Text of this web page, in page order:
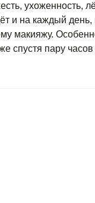
ухоженность,
и на каждый
макияжу.
спустя пару часов